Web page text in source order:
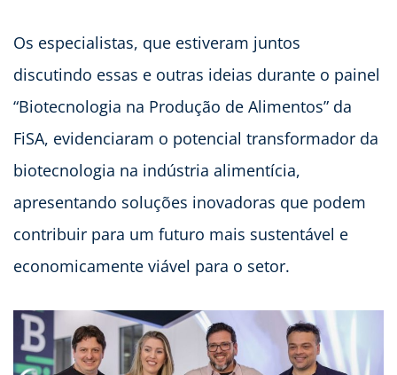
Os especialistas, que estiveram juntos
discutindo essas e outras ideias durante o painel
“Biotecnologia na Produção de Alimentos” da
FiSA, evidenciaram o potencial transformador da
biotecnologia na indústria alimentícia,
apresentando soluções inovadoras que podem
contribuir para um futuro mais sustentável e
economicamente viável para o setor.